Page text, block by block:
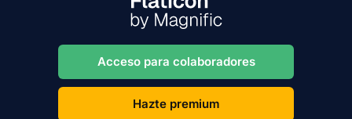
Acceso para colaboradores
Hazte premium